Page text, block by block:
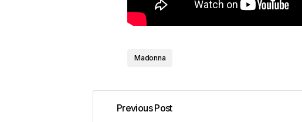
Madonna
Previous Post